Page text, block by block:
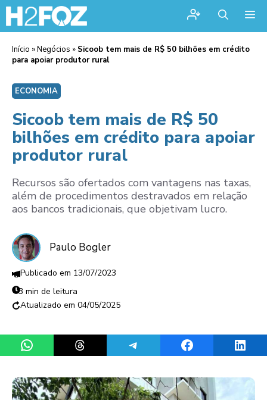
Início »Negócios » Sicoob tem mais de R$ 50 bilhões em crédito
para apoiar produtor rural
ECONOMIA
Sicoob tem mais de R$ 50
bilhões em crédito para apoiar
produtor rural
Recursos são ofertados com vantagens nas taxas,
além de procedimentos destravados em relação
aos bancos tradicionais, que objetivam lucro.
Paulo Bogler
13/07/2023
3 min de leitura
04/05/2025
Share on WhatsAppShare on ThreadsShare on TelegramShare on Facebook